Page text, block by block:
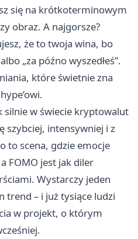
się na krótkoterminowym
obraz. A najgorsze?
że to twoja wina, bo
„za późno wyszedłeś”.
które świetnie zna
silnie w świecie kryptowalut
szybciej, intensywniej i z
to scena, gdzie emocje
FOMO jest jak diler
Wystarczy jeden
trend – i już tysiące ludzi
w projekt, o którym